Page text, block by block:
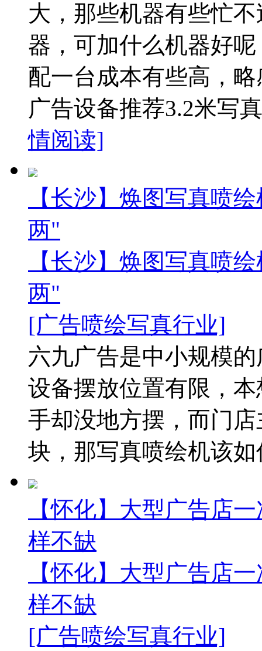
大，那些机器有些忙
器，可加什么机器好
配一台成本有些高，
广告设备推荐3.2米写
情阅读]
【长沙】焕图写真喷
两"
【长沙】焕图写真喷
两"
[广告喷绘写真行业]
六九广告是中小规模
设备摆放位置有限，
手却没地方摆，而门
块，那写真喷绘机该
【怀化】大型广告店
样不缺
【怀化】大型广告店
样不缺
[广告喷绘写真行业]